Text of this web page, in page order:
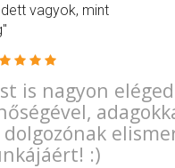
vagyok, mint
is nagyon
:)